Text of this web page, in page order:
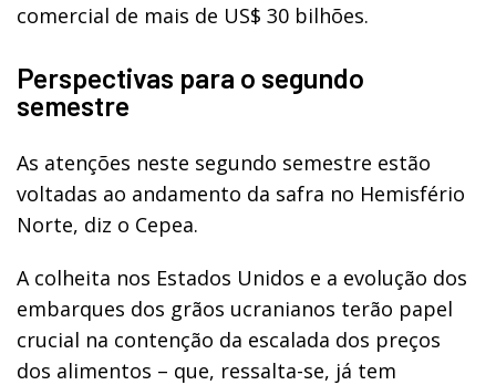
comercial de mais de US$ 30 bilhões.
Perspectivas para o segundo
semestre
As atenções neste segundo semestre estão
voltadas ao andamento da safra no Hemisfério
Norte, diz o Cepea.
A colheita nos Estados Unidos e a evolução dos
embarques dos grãos ucranianos terão papel
crucial na contenção da escalada dos preços
dos alimentos – que, ressalta-se, já tem